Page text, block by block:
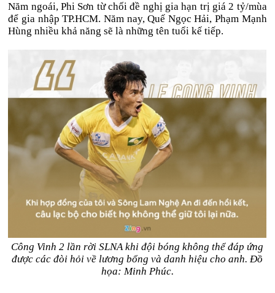
Năm ngoái, Phi Sơn từ chối đề nghị gia hạn trị giá 2 tỷ/mùa
để gia nhập TP.HCM. Năm nay, Quế Ngọc Hải, Phạm Mạnh
Hùng nhiều khả năng sẽ là những tên tuổi kế tiếp.
Công Vinh 2 lần rời SLNA khi đội bóng không thể đáp ứng
được các đòi hỏi về lương bổng và danh hiệu cho anh. Đồ
họa: Minh Phúc.